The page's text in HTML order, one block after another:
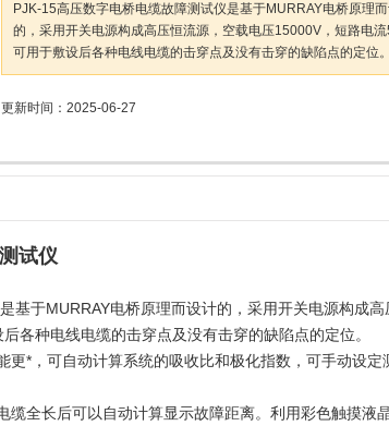
PJK-15高压数字电桥电缆故障测试仪是基于MURRAY电桥原理
的，采用开关电源构成高压恒流源，空载电压15000V，短路电流
可用于敷设后各种电线电缆的击穿点及没有击穿的缺陷点的定位。
更新时间：2025-06-27
试仪
基于MURRAY电桥原理而设计的，采用开关电源构成
各种电线电缆的击穿点及没有击穿的缺陷点的定位。
更*，可自动计算系统的吸收比和极化指数，可手动设定
缆全长后可以自动计算显示故障距离。利用彩色触摸液